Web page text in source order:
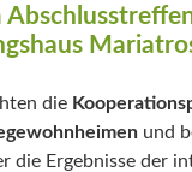
die
und
die Ergebnisse der